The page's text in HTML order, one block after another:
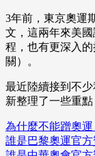
3年前，東京奧運
文，這兩年來美
程，也有更深入
關）。
最近陸續接到不
新整理了一些重點
為什麼不能蹭奧運
誰是巴黎奧運官方